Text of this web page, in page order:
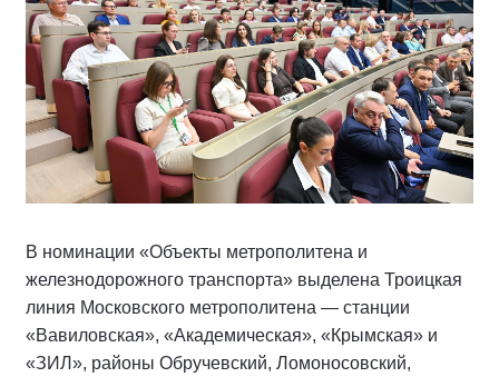
В номинации «Объекты метрополитена и
железнодорожного транспорта» выделена Троицкая
линия Московского метрополитена — станции
«Вавиловская», «Академическая», «Крымская» и
«ЗИЛ», районы Обручевский, Ломоносовский,